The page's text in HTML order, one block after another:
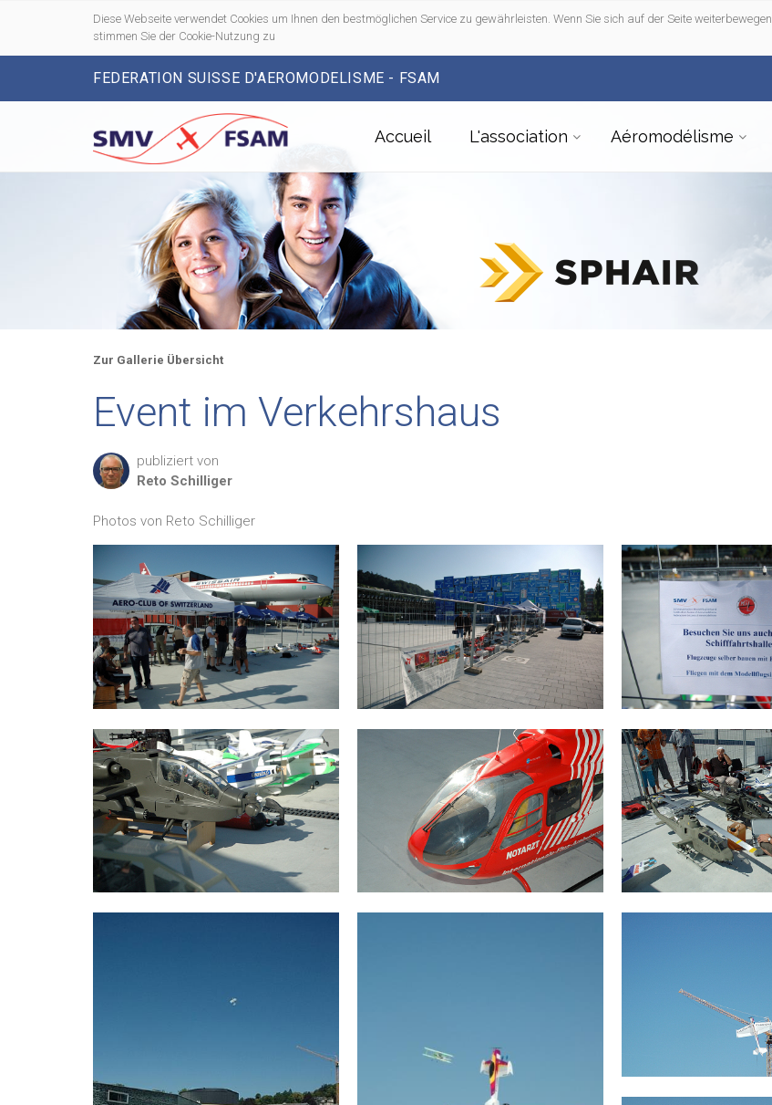
Diese Webseite verwendet Cookies um Ihnen den bestmöglichen Service zu gewährleisten. Wenn Sie sich auf der Seite weiterbewegen
stimmen Sie der Cookie-Nutzung zu
FEDERATION SUISSE D'AEROMODELISME - FSAM
Accueil L'association Aéromodélisme
Zur Gallerie Übersicht
Event im Verkehrshaus
publiziert von
Reto Schilliger
Photos von Reto Schilliger